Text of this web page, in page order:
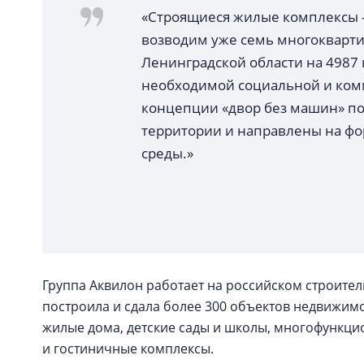
«Строящиеся жилые комплексы
возводим уже семь
Ленинградской области на
необходимой социальной и
концепции «двор без машин»
территории и направлены на
среды.»
Группа Аквилон работает на российском
построила и сдала более 300 объектов
жилые дома, детские сады и школы,
и гостиничные комплексы.